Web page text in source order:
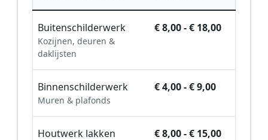
Buitenschilderwerk
Kozijnen, deuren &
daklijsten
€ 8,00 - € 18,00
Binnenschilderwerk
Muren & plafonds
€ 4,00 - € 9,00
Houtwerk lakken € 8,00 - € 15,00